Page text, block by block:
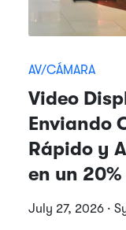
AV/CÁMARA
Video
Enviando
Rápido y
en un 20%
July 27, 2026 ·